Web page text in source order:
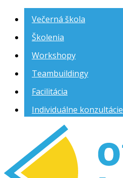
Večerná škola
Školenia
Workshopy
Teambuildingy
Facilitácia
Individuálne konzultácie